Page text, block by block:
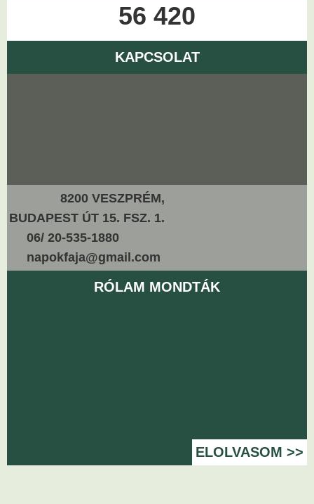
56 420
KAPCSOLAT
8200 VESZPRÉM,
BUDAPEST ÚT 15. FSZ. 1.
06/ 20-535-1880
napokfaja@gmail.com
RÓLAM MONDTÁK
ELOLVASOM >>